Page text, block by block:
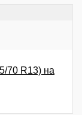
70 R13) на